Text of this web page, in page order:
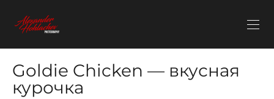
Goldie Chicken — вкусная
курочка